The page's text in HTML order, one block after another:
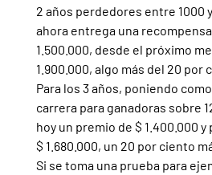
2 años perdedores entre 1000
ahora entrega una
1.500.000, desde el próximo
1.900.000, algo más del 20 por
Para los 3 años, poniendo
carrera para ganadoras sobre
hoy un premio de $ 1.400.000 y
$ 1.680.000, un 20 por ciento
Si se toma una prueba para